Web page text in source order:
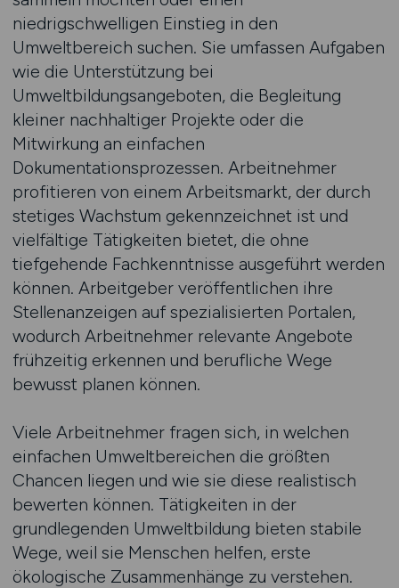
niedrigschwelligen Einstieg in den
Umweltbereich suchen. Sie umfassen Aufgaben
wie die Unterstützung bei
Umweltbildungsangeboten, die Begleitung
kleiner nachhaltiger Projekte oder die
Mitwirkung an einfachen
Dokumentationsprozessen. Arbeitnehmer
profitieren von einem Arbeitsmarkt, der durch
stetiges Wachstum gekennzeichnet ist und
vielfältige Tätigkeiten bietet, die ohne
tiefgehende Fachkenntnisse ausgeführt werden
können. Arbeitgeber veröffentlichen ihre
Stellenanzeigen auf spezialisierten Portalen,
wodurch Arbeitnehmer relevante Angebote
frühzeitig erkennen und berufliche Wege
bewusst planen können.
Viele Arbeitnehmer fragen sich, in welchen
einfachen Umweltbereichen die größten
Chancen liegen und wie sie diese realistisch
bewerten können. Tätigkeiten in der
grundlegenden Umweltbildung bieten stabile
Wege, weil sie Menschen helfen, erste
ökologische Zusammenhänge zu verstehen.